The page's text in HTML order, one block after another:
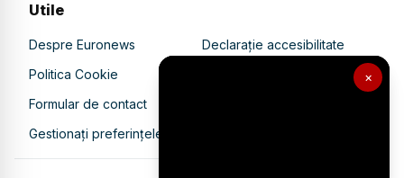
×
Utile
Despre Euronews
Declarație accesibilitate
Politica Cookie
Politica de confidențialitate
Formular de contact
Gestionați preferințele